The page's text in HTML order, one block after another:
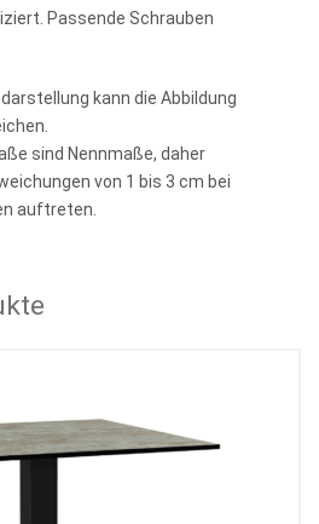
Passende Schrauben
kann die Abbildung
sind Nennmaße, daher
von 1 bis 3 cm bei
auftreten.